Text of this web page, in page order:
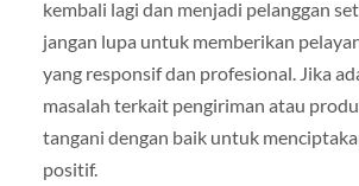
kembali lagi dan menjadi pelanggan
jangan lupa untuk memberikan
yang responsif dan profesional. Jika
masalah terkait pengiriman atau
tangani dengan baik untuk
positif.